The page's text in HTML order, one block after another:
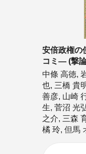
安倍政権の
コミ― (撃
中條 高徳,
也, 三橋 貴
善彦, 山崎
生, 菅沼 光
之介, 三森
橘 玲, 但馬